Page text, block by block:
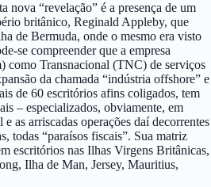
nova “revelação” é a presença de um
britânico, Reginald Appleby, que
de Bermuda, onde o mesmo era visto
se compreender que a empresa
como Transnacional (TNC) de serviços
da chamada “indústria offshore” e
de 60 escritórios afins coligados, tem
– especializados, obviamente, em
as arriscadas operações daí decorrentes
todas “paraísos fiscais”. Sua matriz
escritórios nas Ilhas Virgens Britânicas,
Ilha de Man, Jersey, Mauritius,